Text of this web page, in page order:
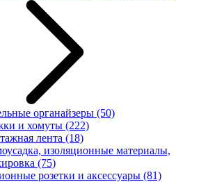
органайзеры (50)
и хомуты (222)
лента (18)
изоляционные материалы,
(75)
розетки и аксессуары (81)